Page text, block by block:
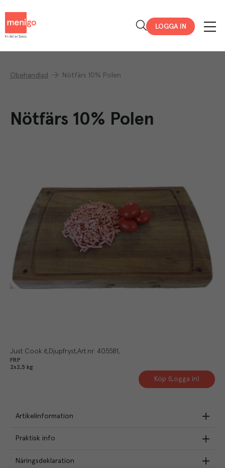
LOGGA IN
Obehandlad Nötfärs 10% Polen
Nötfärs 10% Polen
Just Cook it Djupfryst Art.nr. 405581
FRP
2x2,5 kg
Köp (Logga in)
Artikelinformation
Praktisk info
Näringsdeklaration